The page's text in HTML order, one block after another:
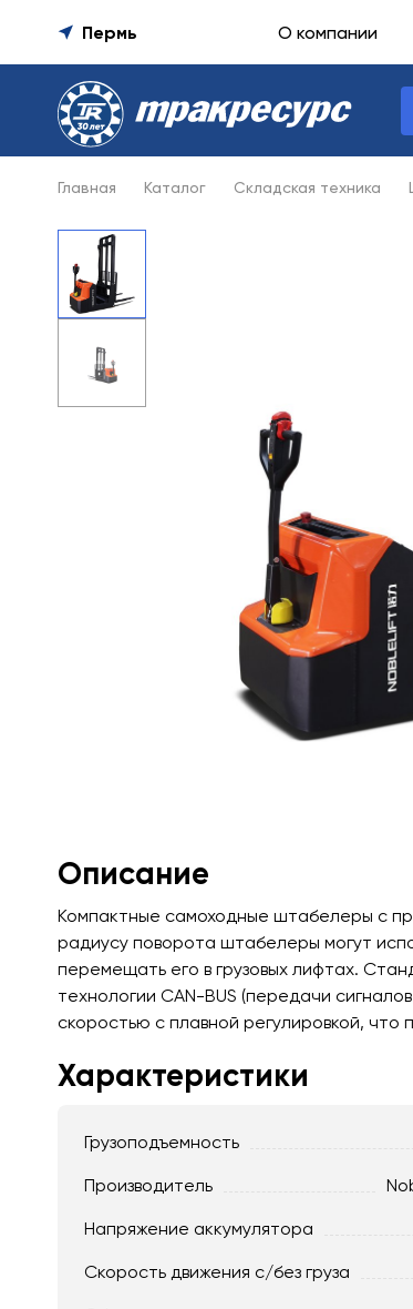
Пермь О компании
Главная Каталог Складская техника
Описание
Компактные самоходные штабелеры с
радиусу поворота штабелеры могут
перемещать его в грузовых лифтах.
технологии CAN-BUS (передачи
скоростью с плавной регулировкой,
Характеристики
Грузоподъемность
Производитель
Напряжение аккумулятора
Скорость движения c/без груза